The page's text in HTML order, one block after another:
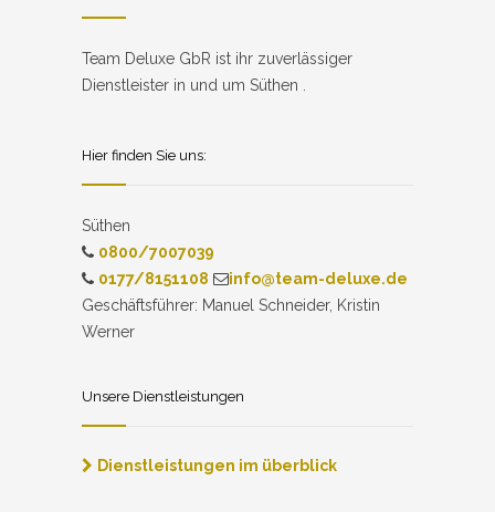
Team Deluxe GbR ist ihr zuverlässiger
Dienstleister in und um Süthen .
Hier finden Sie uns:
Süthen
0800/7007039
0177/8151108
info@team-deluxe.de
Geschäftsführer: Manuel Schneider, Kristin
Werner
Unsere Dienstleistungen
Dienstleistungen im überblick